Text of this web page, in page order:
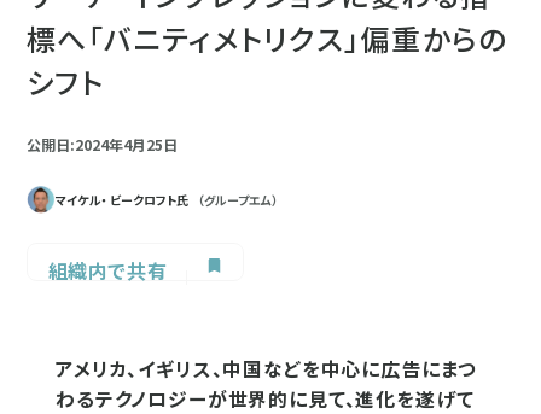
標へ「バニティメトリクス」偏重からの
シフト
公開日:2024年4月25日
マイケル・ ビークロフト氏 （グループエム）
組織内で共有
アメリカ、イギリス、中国などを中心に広告にまつ
わるテクノロジーが世界的に見て、進化を遂げて